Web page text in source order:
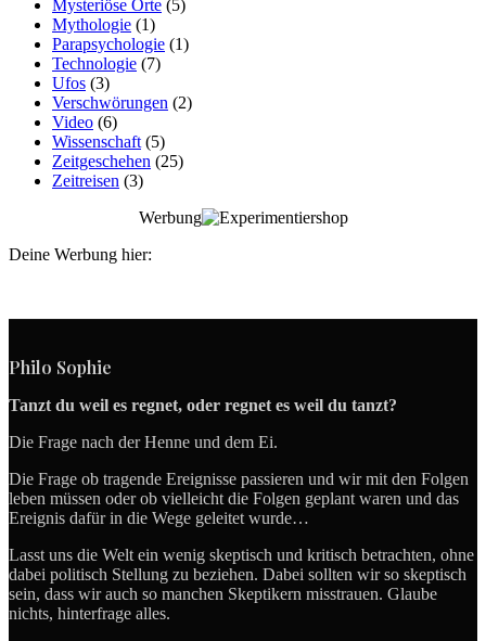
Mysteriöse Orte (5)
Mythologie (1)
Parapsychologie (1)
Technologie (7)
Ufos (3)
Verschwörungen (2)
Video (6)
Wissenschaft (5)
Zeitgeschehen (25)
Zeitreisen (3)
Werbung
Deine Werbung hier:
Philo Sophie
Tanzt du weil es regnet, oder regnet es weil du tanzt?
Die Frage nach der Henne und dem Ei.
Die Frage ob tragende Ereignisse passieren und wir mit den Folgen
leben müssen oder ob vielleicht die Folgen geplant waren und das
Ereignis dafür in die Wege geleitet wurde…
Lasst uns die Welt ein wenig skeptisch und kritisch betrachten, ohne
dabei politisch Stellung zu beziehen. Dabei sollten wir so skeptisch
sein, dass wir auch so manchen Skeptikern misstrauen. Glaube
nichts, hinterfrage alles.